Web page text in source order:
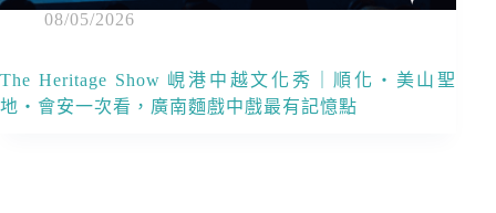
08/05/2026
The Heritage Show 峴港中越文化秀｜順化・美山聖
地・會安一次看，廣南麵戲中戲最有記憶點